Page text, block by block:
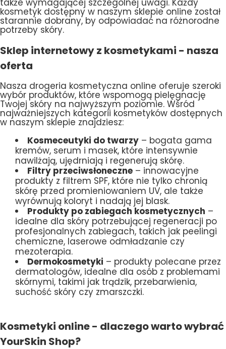
kosmetyk dostępny w naszym sklepie online został
starannie dobrany, by odpowiadać na różnorodne
potrzeby skóry.
Sklep internetowy z kosmetykami - nasza
oferta
Nasza drogeria kosmetyczna online oferuje szeroki
wybór produktów, które wspomogą pielęgnację
Twojej skóry na najwyższym poziomie. Wśród
najważniejszych kategorii kosmetyków dostępnych
w naszym sklepie znajdziesz:
Kosmeceutyki do twarzy – bogata gama
kremów, serum i masek, które intensywnie
nawilżają, ujędrniają i regenerują skórę.
Filtry przeciwsłoneczne – innowacyjne
produkty z filtrem SPF, które nie tylko chronią
skórę przed promieniowaniem UV, ale także
wyrównują koloryt i nadają jej blask.
Produkty po zabiegach kosmetycznych –
idealne dla skóry potrzebującej regeneracji po
profesjonalnych zabiegach, takich jak peelingi
chemiczne, laserowe odmładzanie czy
mezoterapia.
Dermokosmetyki – produkty polecane przez
dermatologów, idealne dla osób z problemami
skórnymi, takimi jak trądzik, przebarwienia,
suchość skóry czy zmarszczki.
Kosmetyki online - dlaczego warto wybrać
YourSkin Shop?